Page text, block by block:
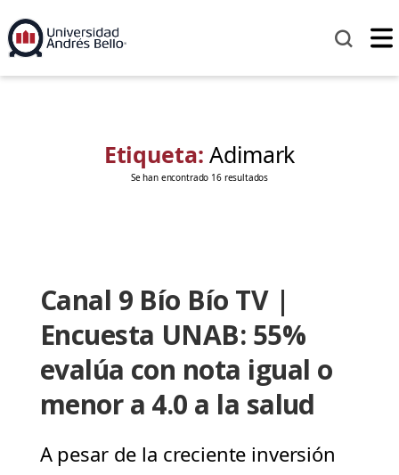
Etiqueta:Adimark
Se han encontrado 16 resultados
Canal 9 Bío Bío TV |
Encuesta UNAB: 55%
evalúa con nota igual o
menor a 4.0 a la salud
A pesar de la creciente inversión